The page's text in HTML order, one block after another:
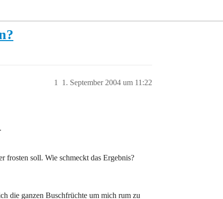
1. September 2004 um 11:22
1
frosten soll. Wie schmeckt das Ergebnis?
die ganzen Buschfrüchte um mich rum zu